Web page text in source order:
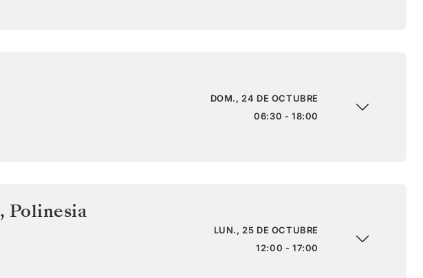
DOM., 24 DE OCTUBRE
06:30 - 18:00
, Polinesia
LUN., 25 DE OCTUBRE
12:00 - 17:00